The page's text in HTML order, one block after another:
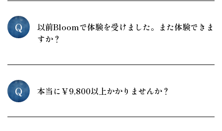
Q
以前Bloomで体験を受けました。また体験できま
すか？
Q 本当に￥9,800以上かかりませんか？